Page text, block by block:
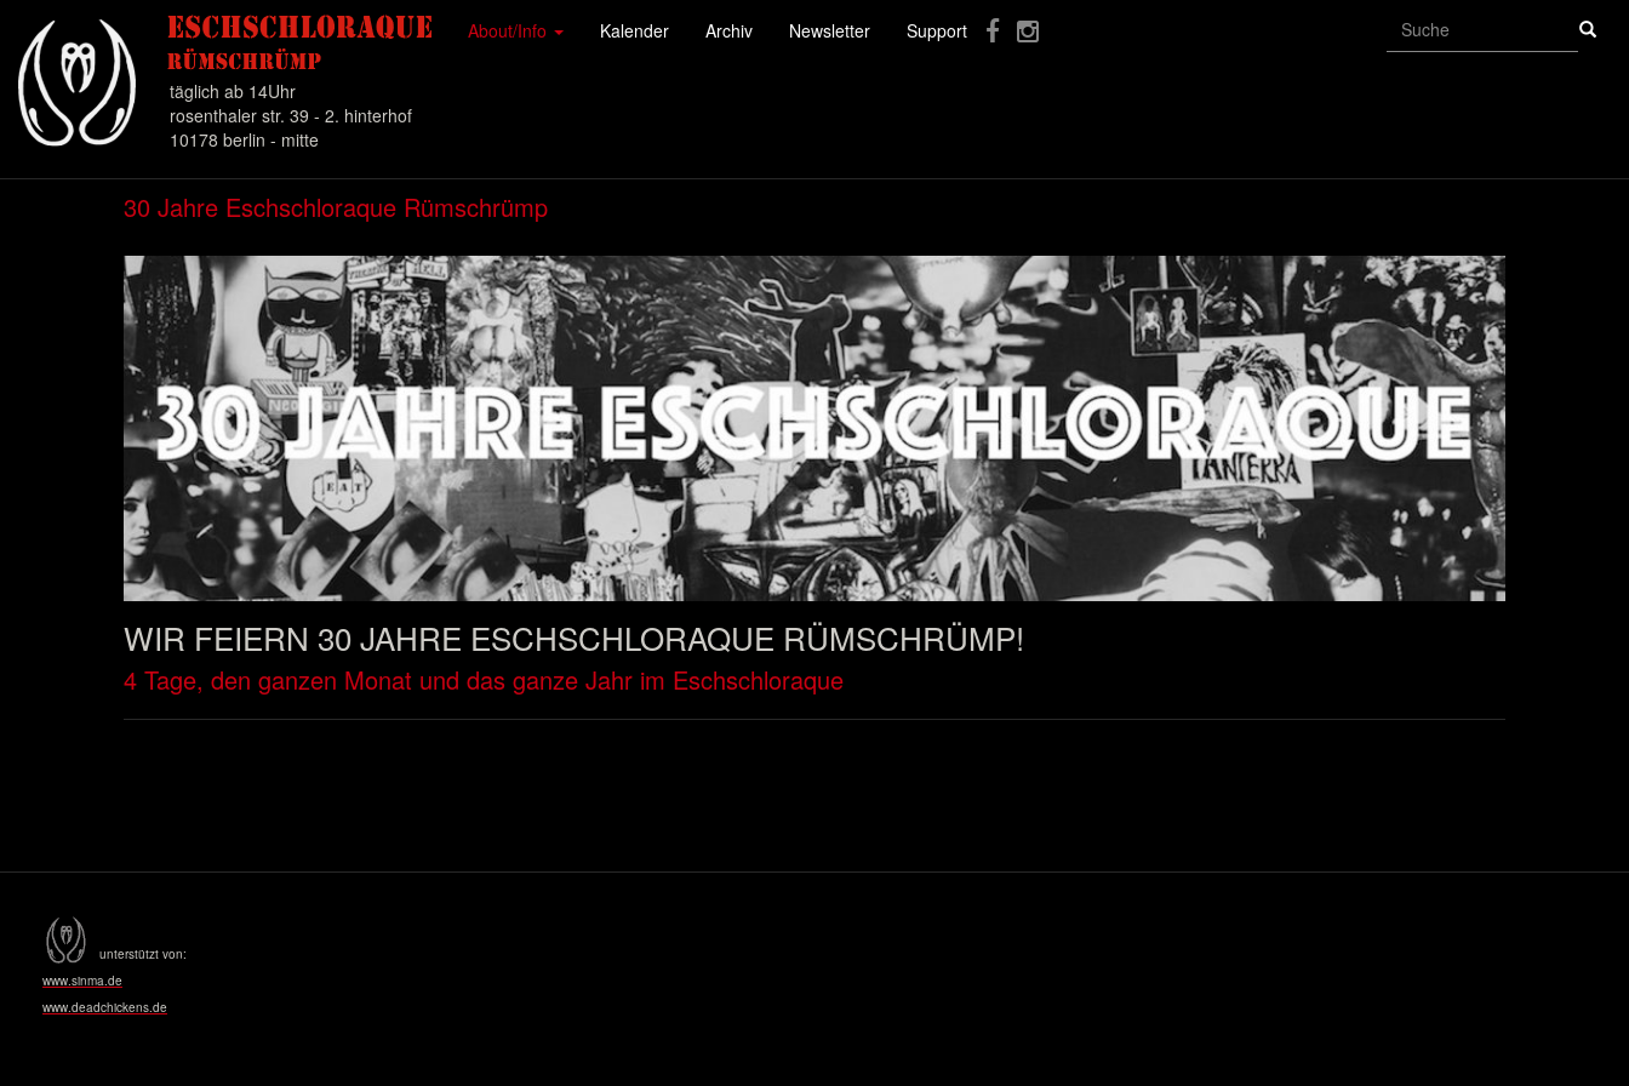
Direkt
täglich ab 14Uhr
rosenthaler str. 39 - 2. hinterhof
10178 berlin - mitte
About/Info Kalender Archiv Newsletter Support Suchformular
30 Jahre Eschschloraque Rümschrümp
WIR FEIERN 30 JAHRE ESCHSCHLORAQUE RÜMSCHRÜMP!
4 Tage, den ganzen Monat und das ganze Jahr im Eschschloraque
unterstützt von:
www.sinma.de
www.deadchickens.de